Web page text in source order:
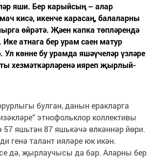
яши. Бер карыйсың – алар
кисә, икенче карасаң, балаларны
өйрәтә. Җәен капка төпләрендә
атнага бер урам саен матур
Ул көнне бу урамда яшәүчеләр үзләре
хезмәткәрләренә ияреп җырлый-
булган, данын еракларга
этнофольклор коллективы
57 яшьтән 87 яшькәчә өлкәннәр йөри.
генә талант ияләре юк икән.
дә, җырлаучысы да бар. Аларны бер